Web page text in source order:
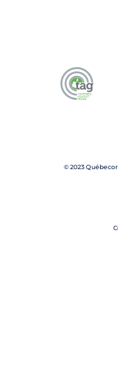
© 2023